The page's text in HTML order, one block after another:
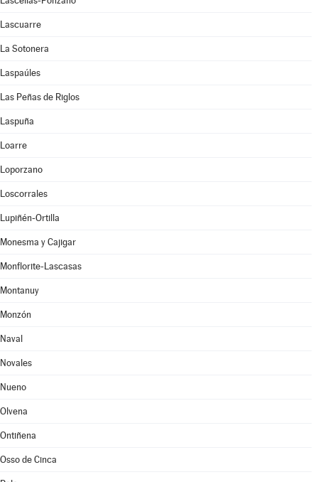
Lascuarre
La Sotonera
Laspaúles
Las Peñas de Riglos
Laspuña
Loarre
Loporzano
Loscorrales
Lupiñén-Ortilla
Monesma y Cajigar
Monflorite-Lascasas
Montanuy
Monzón
Naval
Novales
Nueno
Olvena
Ontiñena
Osso de Cinca